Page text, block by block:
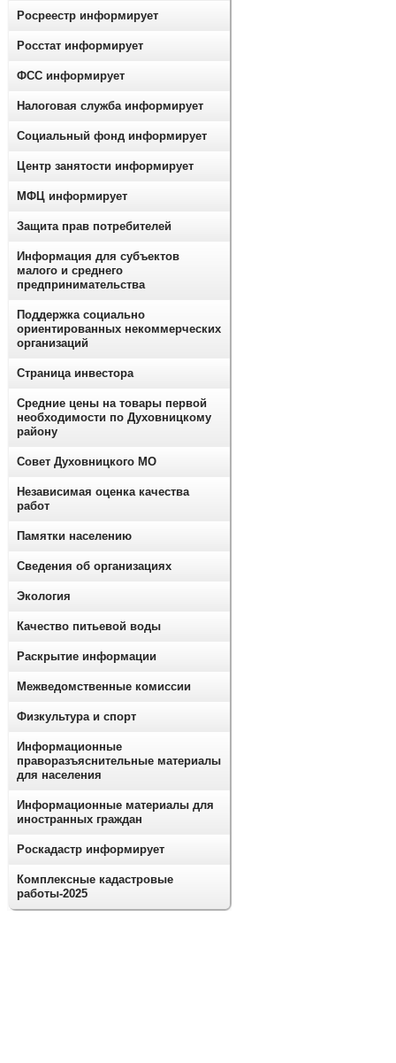
Росреестр информирует
Росстат информирует
ФСС информирует
Налоговая служба информирует
Социальный фонд информирует
Центр занятости информирует
МФЦ информирует
Защита прав потребителей
Информация для субъектов
малого и среднего
предпринимательства
Поддержка социально
ориентированных некоммерческих
организаций
Страница инвестора
Средние цены на товары первой
необходимости по Духовницкому
району
Совет Духовницкого МО
Независимая оценка качества
работ
Памятки населению
Сведения об организациях
Экология
Качество питьевой воды
Раскрытие информации
Межведомственные комиссии
Физкультура и спорт
Информационные
праворазъяснительные материалы
для населения
Информационные материалы для
иностранных граждан
Роскадастр информирует
Комплексные кадастровые
работы-2025